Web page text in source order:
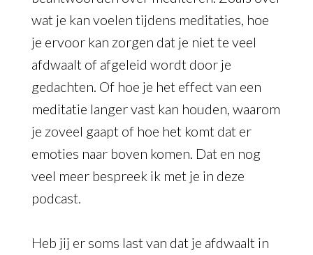
wat je kan voelen tijdens meditaties, hoe
je ervoor kan zorgen dat je niet te veel
afdwaalt of afgeleid wordt door je
gedachten. Of hoe je het effect van een
meditatie langer vast kan houden, waarom
je zoveel gaapt of hoe het komt dat er
emoties naar boven komen. Dat en nog
veel meer bespreek ik met je in deze
podcast.
Heb jij er soms last van dat je afdwaalt in